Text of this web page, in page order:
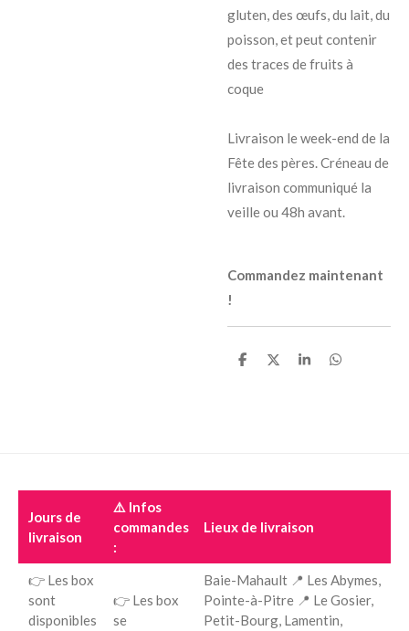
gluten, des œufs, du lait, du
poisson, et peut contenir
des traces de fruits à
coque
Livraison le week-end de la
Fête des pères.Créneau de
livraison communiqué la
veille ou 48h avant.
Commandez maintenant
!
P
P
P
P
Jours de
livraison
⚠️ Infos
commandes
:
Lieux de livraison
👉 Les box
sont
disponibles
👉 Les box
se
Baie-Mahault 📍 Les Abymes,
Pointe-à-Pitre 📍 Le Gosier,
Petit-Bourg, Lamentin,